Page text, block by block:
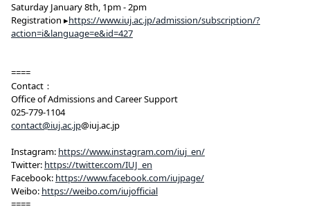
Saturday January 8th, 1pm - 2pm
Registration ▸https://www.iuj.ac.jp/admission/subscription/?
action=i&language=e&id=427
====
Contact：
Office of Admissions and Career Support
025-779-1104
contact@iuj.ac.jp@iuj.ac.jp
Instagram: https://www.instagram.com/iuj_en/
Twitter: https://twitter.com/IUJ_en
Facebook: https://www.facebook.com/iujpage/
Weibo: https://weibo.com/iujofficial
====